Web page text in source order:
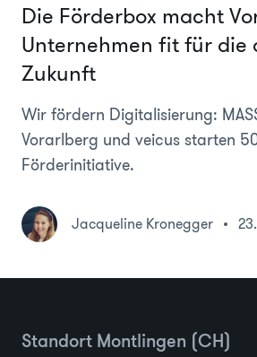
Die Förderbox macht
Unternehmen fit für die
Zukunft
Wir fördern Digitalisierung:
Vorarlberg und veicus starten
Förderinitiative.
Jacqueline Kronegger
Standort Montlingen (CH)